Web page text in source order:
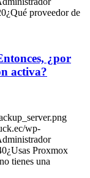
¿Qué proveedor de
¿por
activa?
wp-
¿Usas Proxmox
tienes una